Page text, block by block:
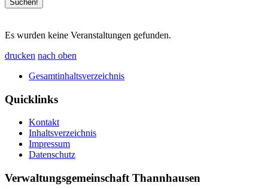
Es wurden keine Veranstaltungen gefunden.
drucken nach oben
Gesamtinhaltsverzeichnis
Quicklinks
Kontakt
Inhaltsverzeichnis
Impressum
Datenschutz
Verwaltungsgemeinschaft Thannhausen